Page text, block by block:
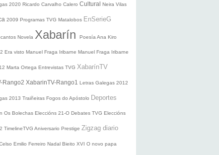
2020 Ricardo Carvalho Calero Cultural Neira Vilas
2009 Programas TVG Matalobos EnSerieG
Novela Xabarín Poesía Ana Kiro
Era visto Manuel Fraga Iribarne Manuel Fraga Iribarne
Marta Ortega Entrevistas TVG XabarínTV
Rango2 XabarinTV-Rango1 Letras Galegas 2012
2013 Traiñeiras Fogos do Apóstolo Deportes
Os Bolechas Eleccións 21-O Debates TVG Eleccións
TimelineTVG Aniversario Prestige Zigzag diario
Emilio Ferreiro Nadal Bieito XVI O novo papa